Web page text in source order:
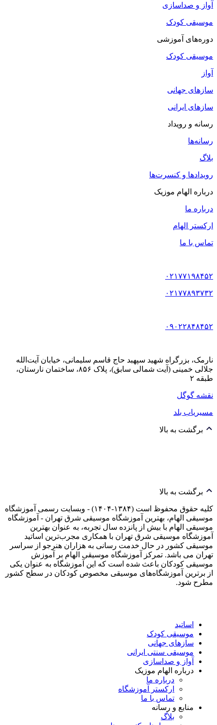
آواز و صداسازی
موسیقی کودک
دوره‌های آموزشی
موسیقی کودک
آواز
سازهای جهانی
سازهای ایرانی
رسانه و رویداد
رسانه‌ها
بلاگ
رویدادها و کنسرت‌ها
درباره الهام موزیک
درباره ما
ارکستر الهام
تماس با ما
۰۲۱۷۷۱۹۸۴۵۲
۰۲۱۷۷۸۹۳۷۳۲
۰۹۰۲۲۸۴۸۴۵۲
نارمک، بزرگراه شهید سپهبد حاج قاسم سلیمانی، خیابان آیت‌الله
جلالی خمینی (آیت شمالی سابق)، پلاک ۸۵۶، ساختمان نارستان،
طبقه ۲
نقشه گوگل
مسیریاب بلد
برگشت به بالا
برگشت به بالا
کلیه حقوق محفوظ است (۱۳۸۴-۱۴۰۴) - وبسایت رسمی آموزشگاه
موسیقی الهام، بهترین آموزشگاه موسیقی شرق تهران - آموزشگاه
موسیقی الهام با بیش از پانزده سال تجربه، به عنوان بهترین
آموزشگاه موسیقی شرق تهران با همکاری مجرب‌ترین اساتید
موسیقی کشور در حال خدمت رسانی به هزاران هنرجو از سراسر
تهران می باشد. تمرکز آموزشگاه موسیقی الهام بر آموزش
موسیقی کودکان باعث شده است که این آموزشگاه به عنوان یکی
از برترین آموزشگاه‌های موسیقی مخصوص کودکان در سطح کشور
مطرح شود.
اساتید
موسیقی کودک
سازهای جهانی
موسیقی سنتی ایرانی
آواز و صداسازی
درباره الهام موزیک
درباره ما
ارکستر آموزشگاه
تماس با ما
منابع و رسانه
بلاگ